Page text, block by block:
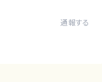
通報する